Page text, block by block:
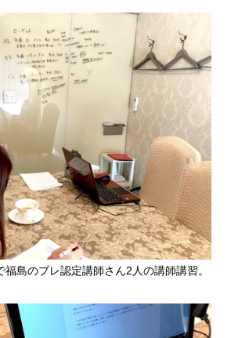
島のプレ認定講師さん2人の講師講習。